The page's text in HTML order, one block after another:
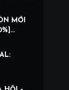
ART OF
MỚI
PEAR
NGỌT